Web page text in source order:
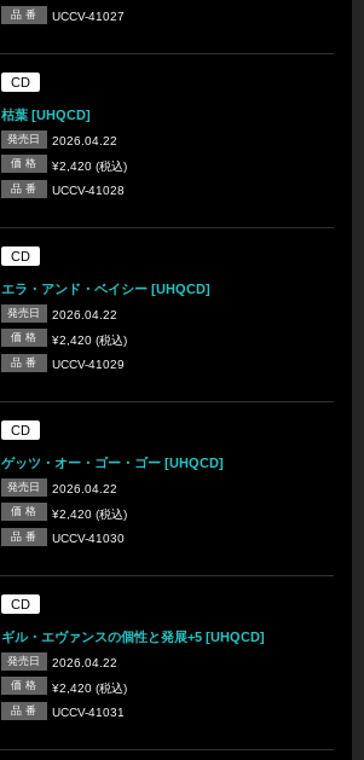
品 番 UCCV-41027
CD
枯葉 [UHQCD]
発売日 2026.04.22
価 格 ¥2,420 (税込)
品 番 UCCV-41028
CD
エラ・アンド・ベイシー [UHQCD]
発売日 2026.04.22
価 格 ¥2,420 (税込)
品 番 UCCV-41029
CD
ゲッツ・オー・ゴー・ゴー [UHQCD]
発売日 2026.04.22
価 格 ¥2,420 (税込)
品 番 UCCV-41030
CD
ギル・エヴァンスの個性と発展+5 [UHQCD]
発売日 2026.04.22
価 格 ¥2,420 (税込)
品 番 UCCV-41031